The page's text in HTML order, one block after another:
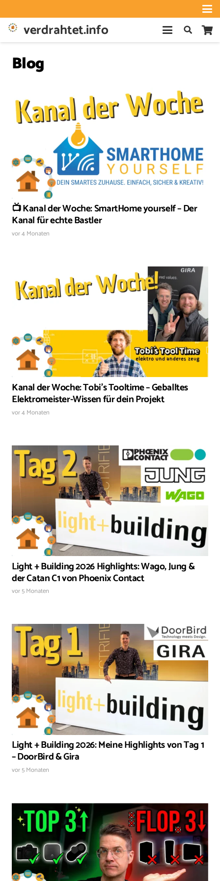
verdrahtet.info
Blog
📺 Kanal der Woche: SmartHome yourself – Der
Kanal für echte Bastler
vor 4 Monaten
Kanal der Woche: Tobi’s Tooltime – Geballtes
Elektromeister-Wissen für dein Projekt
vor 4 Monaten
Light + Building 2026 Highlights: Wago, Jung &
der Catan C1 von Phoenix Contact
vor 5 Monaten
Light + Building 2026: Meine Highlights von Tag 1
– DoorBird & Gira
vor 5 Monaten